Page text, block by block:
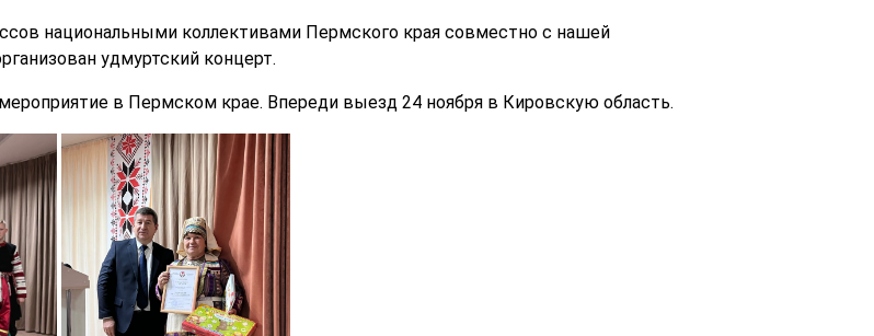
национальными коллективами Пермского края совместно с нашей
удмуртский концерт.
в Пермском крае. Впереди выезд 24 ноября в Кировскую область.